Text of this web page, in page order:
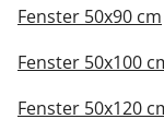
Fenster 50x90 cm
Fenster 50x100
Fenster 50x120